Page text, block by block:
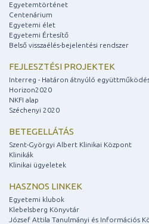
Egyetemtörténet
Centenárium
Egyetemi élet
Egyetemi Értesítő
Belső visszaélés-bejelentési rendszer
FEJLESZTÉSI PROJEKTEK
Interreg - Határon átnyúló
Horizon2020
NKFI alap
Széchenyi 2020
BETEGELLÁTÁS
Szent-Györgyi Albert Klinikai Központ
Klinikák
Klinikai ügyeletek
HASZNOS LINKEK
Egyetemi klubok
Klebelsberg Könyvtár
József Attila Tanulmányi és Információs